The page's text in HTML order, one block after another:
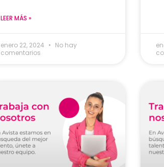
LEER MÁS »
enero 22, 2024
No hay
comentarios